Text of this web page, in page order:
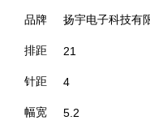
品牌 扬宇电子科技有
排距 21
针距 4
幅宽 5.2